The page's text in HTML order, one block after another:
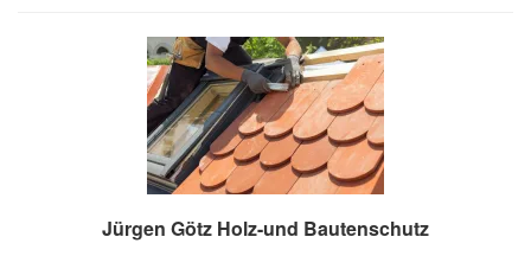
Jürgen Götz Holz-und Bautenschutz